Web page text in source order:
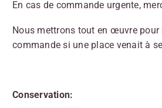
En cas de commande urgente,
Nous mettrons tout en œuvre pour
commande si une place venait à
Conservation: